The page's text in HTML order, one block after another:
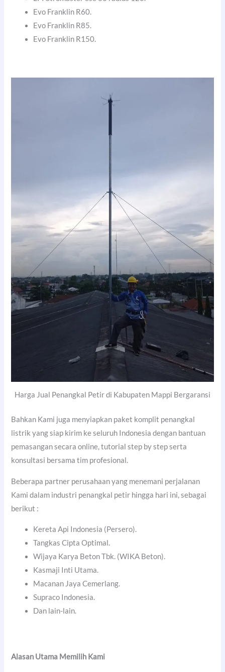
Evo Franklin R60.
Evo Franklin R85.
Evo Franklin R150.
Harga Jual Penangkal Petir di Kabupaten Mappi Bergaransi
Bahkan Kami juga menyiapkan paket komplit penangkal
listrik yang siap kirim ke seluruh Indonesia dengan bantuan
pemasangan secara online, tutorial step by step serta
konsultasi bersama tim profesional.
Beberapa partner perusahaan yang menemani perjalanan
Kami dalam industri penangkal petir hingga hari ini, sebagai
berikut :
Kereta Api Indonesia (Persero).
Tangkas Cipta Optimal.
Wijaya Karya Beton Tbk. (WIKA Beton).
Kasmaji Inti Utama.
Macanan Jaya Cemerlang.
Supraco Indonesia.
Dan lain-lain.
Alasan Utama Memilih Kami